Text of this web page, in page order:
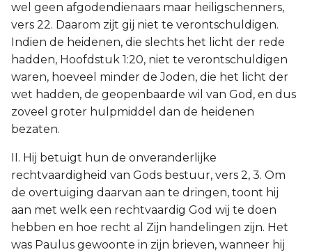
wel geen afgodendienaars maar heiligschenners,
vers 22. Daarom zijt gij niet te verontschuldigen.
Indien de heidenen, die slechts het licht der rede
hadden, Hoofdstuk 1:20, niet te verontschuldigen
waren, hoeveel minder de Joden, die het licht der
wet hadden, de geopenbaarde wil van God, en dus
zoveel groter hulpmiddel dan de heidenen
bezaten.
II. Hij betuigt hun de onveranderlijke
rechtvaardigheid van Gods bestuur, vers 2, 3. Om
de overtuiging daarvan aan te dringen, toont hij
aan met welk een rechtvaardig God wij te doen
hebben en hoe recht al Zijn handelingen zijn. Het
was Paulus gewoonte in zijn brieven, wanneer hij